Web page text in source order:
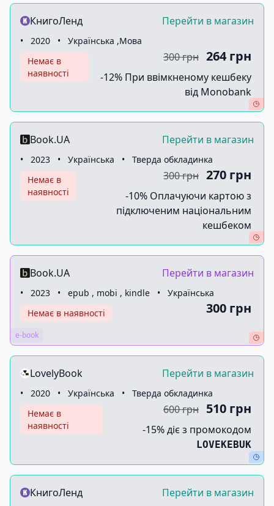
КнигоЛенд Перейти в магазин
• 2020 •
Українська ,Мова
Немає в
наявності
300 грн 264 грн
-12% При ввімкненому кешбеку
від Monobank
Book.UA Перейти в магазин
• 2023 • Українська •
Тверда обкладинка
Немає в
наявності
300 грн 270 грн
-10% Оплачуючи картою з
підключеним національним
кешбеком
Book.UA Перейти в магазин
• 2023 • epub , mobi , kindle •
Українська
Немає в наявності
300 грн
e-book
LovelyBook Перейти в магазин
• 2020 • Українська •
Тверда обкладинка
Немає в
наявності
600 грн 510 грн
-15% діє з промокодом
LOVEKEBUK
КнигоЛенд Перейти в магазин